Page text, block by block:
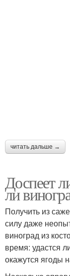
читать дальше →
Доспеет
ли
Получить из
силу даже
виноград из
время: удастся
окажутся ягоды